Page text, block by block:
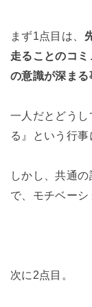
まず1点目は、
走ることのコ
の意識が深まる
一人だとどう
る』という行事
しかし、共通
で、モチベーシ
次に2点目。